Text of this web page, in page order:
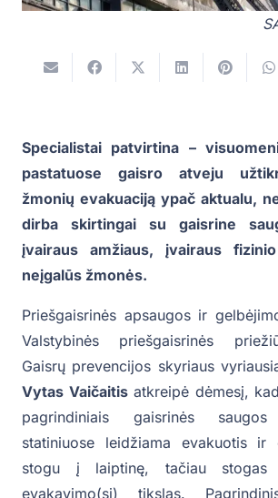
Specialistai patvirtina –
pastatuose gaisro atveju
žmonių evakuaciją ypač aktualu,
dirba skirtingai su gaisrine
įvairaus amžiaus, įvairaus
neįgalūs žmonės.
Priešgaisrinės apsaugos ir
Valstybinės priešgaisrinės
Gaisrų prevencijos skyriaus
Vytas Vaičaitisatkreipė dėmesį,
pagrindiniais gaisrinės saugos
statiniuose leidžiama evakuotis ir
stogu į laiptinę, tačiau stogas
evakavimo(si) tikslas.